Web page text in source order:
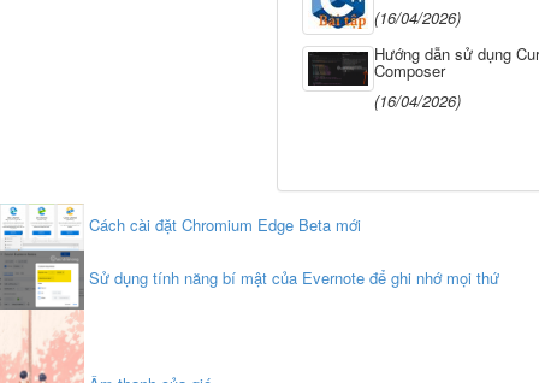
(16/04/2026)
Hướng dẫn sử dụng
Composer
(16/04/2026)
Cách cài đặt Chromium Edge Beta mới
Sử dụng tính năng bí mật của Evernote để ghi nhớ mọi thứ